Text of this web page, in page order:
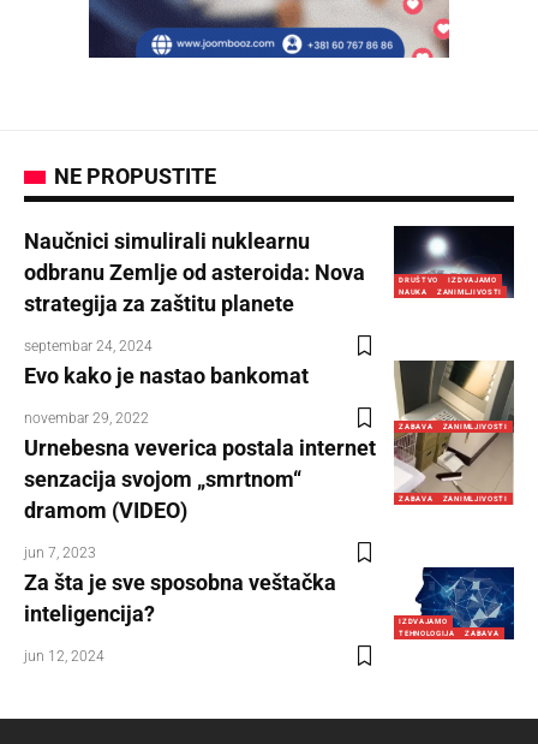
NE PROPUSTITE
DRUŠTVO
IZDVAJAMO
NAUKA
ZANIMLJIVOSTI
Naučnici simulirali nuklearnu
odbranu Zemlje od asteroida: Nova
strategija za zaštitu planete
septembar 24, 2024
ZABAVA ZANIMLJIVOSTI
Evo kako je nastao bankomat
novembar 29, 2022
ZABAVA ZANIMLJIVOSTI
Urnebesna veverica postala internet
senzacija svojom „smrtnom“
dramom (VIDEO)
jun 7, 2023
IZDVAJAMO
TEHNOLOGIJA
ZABAVA
Za šta je sve sposobna veštačka
inteligencija?
jun 12, 2024